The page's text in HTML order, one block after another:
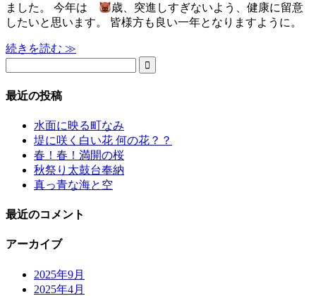
ました。 今年は
歳、突進しすぎないよう、健康に留意
したいと思います。 皆様方も良い一年となりますように。
続きを読む ≫

最近の投稿
水面に映る町なみ
堤に咲く白い花 何の花？？
春！春！満開の桜
秋祭り太鼓台奉納
真っ青な海と空
最近のコメント
アーカイブ
2025年9月
2025年4月